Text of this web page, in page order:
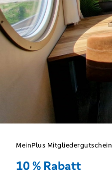
MeinPlus Mitgliedergutschein
10 % Rabatt